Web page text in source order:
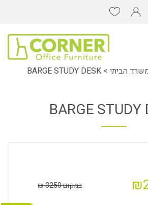
הביתי >
BARGE STUDY DESK
BARGE STUDY
במקום 3250 ₪